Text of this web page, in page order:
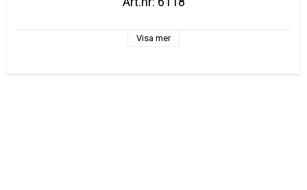
Visa mer